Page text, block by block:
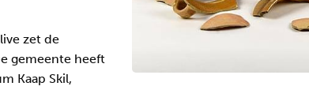
zet de
gemeente heeft
Kaap Skil,